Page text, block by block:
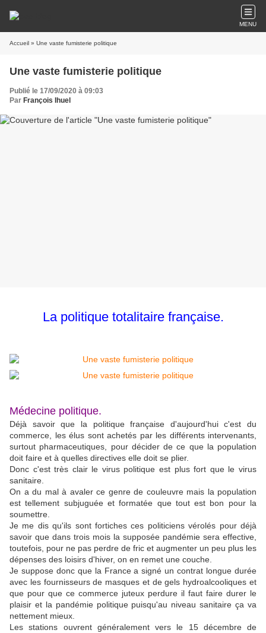
MENU
Accueil » Une vaste fumisterie politique
Une vaste fumisterie politique
Publié le 17/09/2020 à 09:03
Par François Ihuel
La politique totalitaire française.
Médecine politique.
Déjà savoir que la politique française d'aujourd'hui c'est du
commerce, les élus sont achetés par les différents intervenants,
surtout pharmaceutiques, pour décider de ce que la population
doit faire et à quelles directives elle doit se plier.
Donc c'est très clair le virus politique est plus fort que le virus
sanitaire.
On a du mal à avaler ce genre de couleuvre mais la population
est tellement subjuguée et formatée que tout est bon pour la
soumettre.
Je me dis qu'ils sont fortiches ces politiciens vérolés pour déjà
savoir que dans trois mois la supposée pandémie sera effective,
toutefois, pour ne pas perdre de fric et augmenter un peu plus les
dépenses des loisirs d'hiver, on en remet une couche.
Je suppose donc que la France a signé un contrat longue durée
avec les fournisseurs de masques et de gels hydroalcooliques et
que pour que ce commerce juteux perdure il faut faire durer le
plaisir et la pandémie politique puisqu'au niveau sanitaire ça va
nettement mieux.
Les stations ouvrent généralement vers le 15 décembre de